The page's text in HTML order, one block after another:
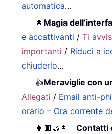
automatica…
🌟Magia
e accattivanti /Ti
importanti / Riduci a
chiuderlo...
👍Meraviglie con
Allegati / Email anti-
orario – Ora corrente
👩🏼‍🤝‍👩🏻Contatti